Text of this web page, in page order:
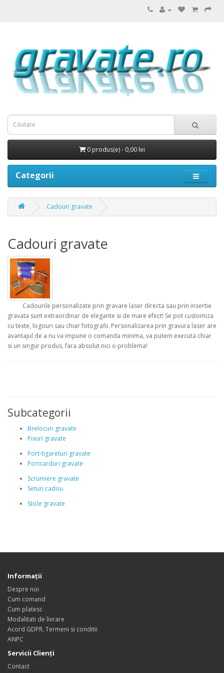
0 produs(e) - 0,00 lei
Categorii
Cadouri gravate
Cadouri gravate
Cadourile personalizate prin gravare laser directa sau prin insertie
gravata sunt extraordinar de elegante si de mare efect! Se pot customiza
cu texte, logouri sau chiar fotografii. Personalizarea prin gravura laser are
avantajul de a nu va impune o comanda minima, va putem executa chiar
si un singur produs, fara absolut nici o problema!
Subcategorii
Brelocuri gravate
Pixuri gravate
Port-tigareturi gravate
Portcarduri gravate
Scrumiere gravate
Seturi cadou
Sticle gravate
Informaţii
Despre noi
Cum comand
Cum platesc
Modalitati de livrare
Acord GDPR, Termeni si conditii
ANPC
Servicii Clienţi
Contact